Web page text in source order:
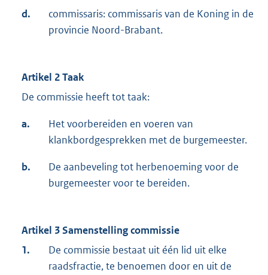
d.
commissaris: commissaris van de Koning in de
provincie Noord-Brabant.
Artikel 2 Taak
De commissie heeft tot taak:
a.
Het voorbereiden en voeren van
klankbordgesprekken met de burgemeester.
b.
De aanbeveling tot herbenoeming voor de
burgemeester voor te bereiden.
Artikel 3 Samenstelling commissie
1.
De commissie bestaat uit één lid uit elke
raadsfractie, te benoemen door en uit de